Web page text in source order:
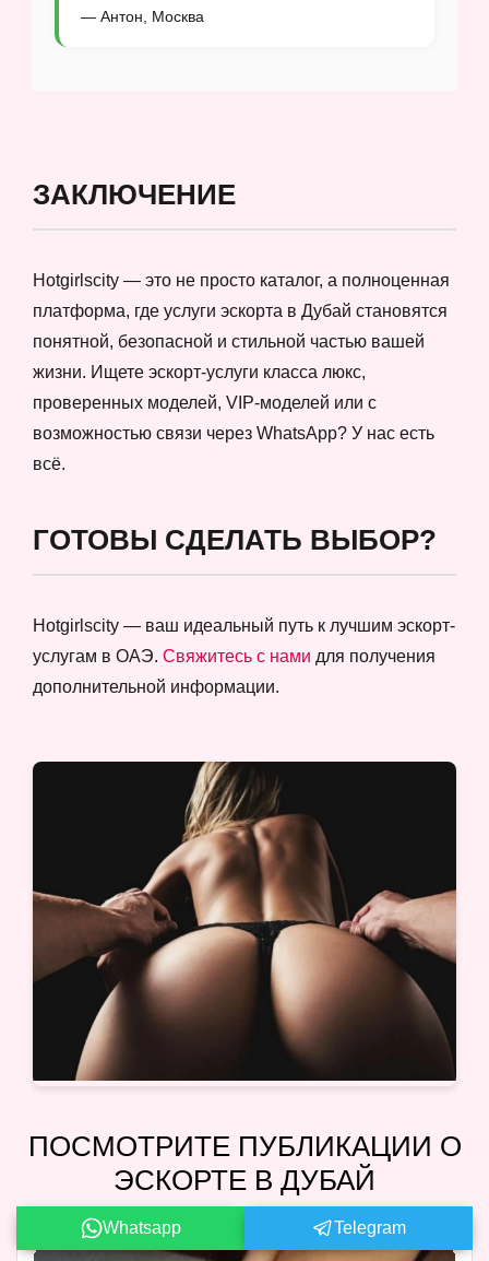
— Антон, Москва
ЗАКЛЮЧЕНИЕ
Hotgirlscity — это не просто каталог, а полноценная
платформа, где услуги эскорта в Дубай становятся
понятной, безопасной и стильной частью вашей
жизни. Ищете эскорт-услуги класса люкс,
проверенных моделей, VIP-моделей или с
возможностью связи через WhatsApp? У нас есть
всё.
ГОТОВЫ СДЕЛАТЬ ВЫБОР?
Hotgirlscity — ваш идеальный путь к лучшим эскорт-
услугам в ОАЭ. Свяжитесь с нами для получения
дополнительной информации.
ПОСМОТРИТЕ ПУБЛИКАЦИИ О
ЭСКОРТЕ В ДУБАЙ
Whatsapp Telegram